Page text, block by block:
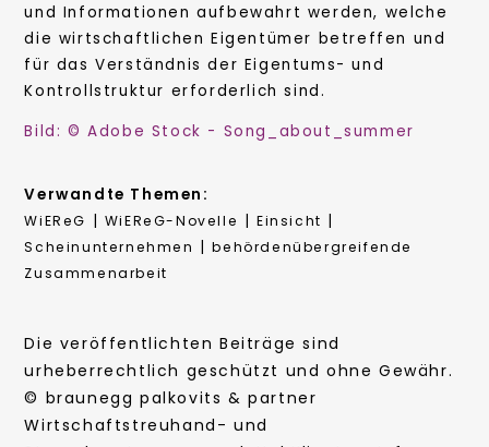
und Informationen aufbewahrt werden, welche
die wirtschaftlichen Eigentümer betreffen und
für das Verständnis der Eigentums- und
Kontrollstruktur erforderlich sind.
Bild: © Adobe Stock - Song_about_summer
Verwandte Themen:
WiEReG | WiEReG-Novelle |Einsicht |
Scheinunternehmen |behördenübergreifende
Zusammenarbeit
Die veröffentlichten Beiträge sind
urheberrechtlich geschützt und ohne Gewähr.
© braunegg palkovits & partner
Wirtschaftstreuhand- und